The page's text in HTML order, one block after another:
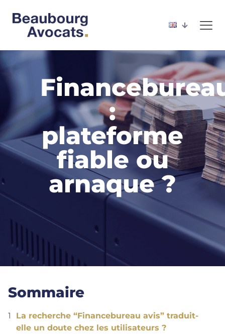
:
plateforme
fiable ou
arnaque ?
Sommaire
La recherche “Financebureau avis” traduit-
elle un doute chez les utilisateurs ?